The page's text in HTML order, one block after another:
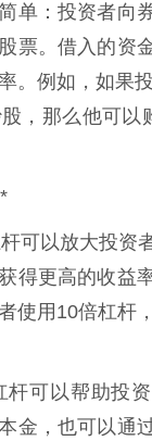
单：投资者向
票。借入的资
。例如，如果
，那么他可以
可以放大投资
得更高的收益
使用10倍杠杆
杆可以帮助投
金，也可以通